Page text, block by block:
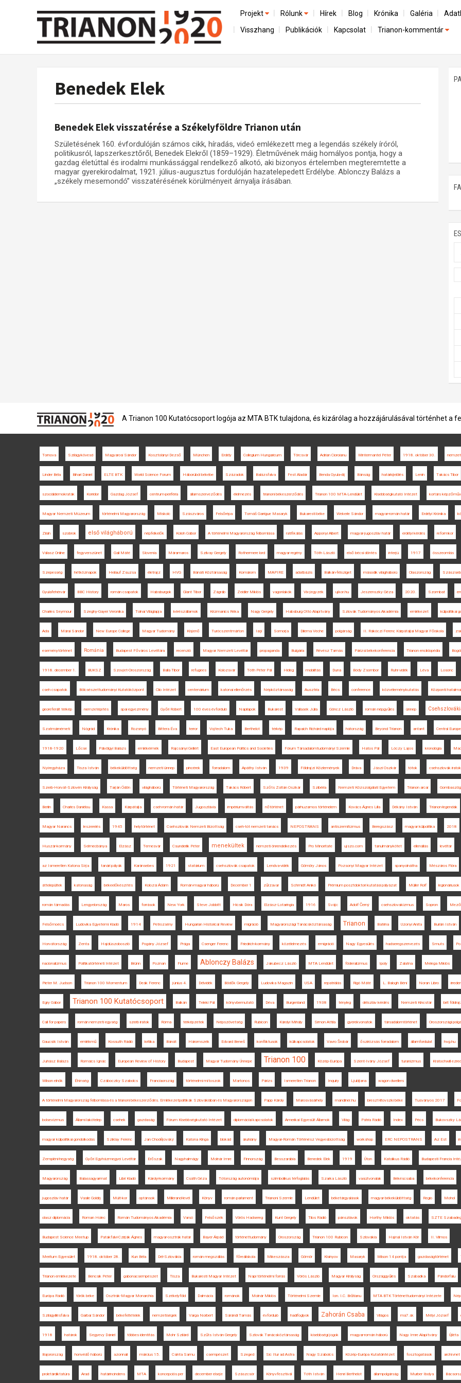
Projekt
Előzmények
Az összeomlás és a magyar társadalom
Utókor és emlékezet
Rólunk
A kutatócsoport működéséről
Hírek Blog Krónika Galéria
Visszhang Publikációk Kapcsolat Trianon-kommentár
Benedek Elek
Benedek Elek visszatérése a Székelyföldre Trianon után
Születésének 160. évfordulóján számos cikk, híradás, videó emlékezett meg a legendás székely íróról,
politikusról, lapszerkesztőről, Benedek Elekről (1859–1929). Életművének máig homályos pontja, hogy a
gazdag életúttal és irodalmi munkássággal rendelkező alkotó, aki bizonyos értelemben megteremtette a
magyar gyerekirodalmat, 1921. július-augusztus fordulóján hazatelepedett Erdélybe. Ablonczy Balázs a
„székely mesemondó” visszatérésének körülményeit árnyalja írásában.
A Trianon 100 Kutatócsoport logója az MTA BTK tulajdona, és kizárólag a hozzájárulásával történhet a
Tornova Szilágykövesd Magyarosi Sándor Kosztolányi Dezső München Erdély Collegium Hungaricum Törcsvár Adrian Cioroianu Wintermantel Péter 1918. október 30.
Linder Béla Bihari Dániel ELTE BTK World Science Forum Háborúból békébe Századok Balázsfalva Fest Aladár Benda Gyula-díj Bánság határkijelölés Lenin Takács Tibor
szociáldemokraták Korridor Gazdag József centrum-periféria államszerveződés élelmezés trianoni békeszerződés Trianon 100 MTA-Lendület Kisebbségkutató Intézet kortárs
Magyar Nemzeti Múzeum történelmi Magyarország Miskolc Szászváros Felsőrépa Tomáš Garrigue Masaryk Bukaresti béke Wekerle Sándor magyar-román határ Erdélyi Krónika
Zilah szobrok első világháború népfelkelők Koloh Gábor A történelmi Magyarország felbomlása ratifikálás Apponyi Albert magyar-jugoszláv határ erdélyi kérdés reformkor
Válasz Online fegyverszünet Gali Máté Slovenia Máramaros Szilvay Gergely Rothermere lord magyar regény Tóth László első bécsi döntés interjú 1917 összeomlás
Szepesség hétköznapok Heilauf Zsuzsa életrajz HVG Bánáti Köztársaság Komárom MAPIRE adatbázis Balkán-félsziget második világháború Olaszország
Gyulafehérvár BBC History román csapatok Habsburgok Glant Tibor Zágráb Zeidler Miklós vagonlakók Vix-jegyzék ujkor.hu Jeszenszky Géza 2020. Szombat
Charles Seymour Szeghy-Gayer Veronika Tolnai Világlapja kérészállamok Krizmanics Réka Nagy Gergely Habsburg Ottó Alapítvány Szlovák Tudományos Akadémia emlékezet külpolitikai
Ada Márai Sándor New Europe College Magyar Tudomány Kisjenő Turócszentmárton Iaşi Somorja Dilema Veche polgárság II. Rákóczi Ferenc Kárpátaljai Magyar Főiskola
eseménytörténet Románia Budapest Főváros Levéltára recenzió Magyar Nemzeti Levéltár propaganda Bulgária Révész Tamás Párizsi békekonferencia Trianon enciklopédia
1918. december 1. BUKSZ Szovjet-Oroszország Balla Tibor refugees Kolozsvár Tóth Péter Pál Hideg mobilitás Duna Bódy Zsombor Ruhr-vidék Léva Losonc
cseh csapatok Bölcsészettudományi Kutatóközpont Clio Intézet centenárium katonai ellenőrzés Népköztársaság Ausztria Bécs conference közvéleménykutatás Központi
georeferált térkép nemzetépítés spai egyezmény Győri Róbert 100 éves évforduló Napilapok Bukarest Vallasek Júlia Göncz László román népgyűlés ünnep
Szatmárnémeti Nógrád Krónika Rozsnyó Bittera Éva terror Vojtech Tuka Berthelot térkép Rapaich Richárd naplója hátország Beyond Trianon antant Central
1918-1920 Lőcse Pálvölgyi Balázs emlékérmék Rajcsányi Gellért East European Politics and Societies Fórum Társadalomtudományi Szemle Hatos Pál Lóczy Lajos kronológia
Nyíregyháza Tisza István békeküldöttség nemzeti ünnep pincérek forradalom Apáthy István 1939 Földrajzi Közlemények Dráva Jászi Oszkár tótok csehszlovák iratok
Szerb-Horvát-Szlovén Királyság Tarján Ödön világháború Történeti Magyarország Takács Róbert Szőts Zoltán Oszkár Szibéria Nemzeti Közszolgálati Egyetem Trianon arcai Gombaszög
Berlin Charles Daniélou Kassa Kárpátalja cseh-román határ Jugoszlávia impériumváltás nőtörténet párhuzamos történelem Kovács Ágnes Lilla Dékány István Trianon-legendák
Magyar Narancs leszerelés 1945 helytörténet Csehszlovák Nemzeti Bizottság cseh-tót nemzeti tanács NEPOSTRANS antiszemitizmus Beregszász magyar külpolitika 2018
Huszár-kormány Selmecbánya Elzász Temesvár Csunderlik Péter menekültek nemzeti önrendelkezés Pro Minoritate ujszo.com tanulmánykötet ellenállás levéltár
az Ismeretlen Katona Sírja tanári pályák Karánsebes 1921 statárium csehszlovák csapatok Lendva-vidék Gömöry János Pozsonyi Magyar Intézet spanyolnátha Mészáros Flóra
áttelepültek katonaság békeelőkészítés Kolozsi Ádám Román-magyar háború December 1 zűrzavar Schmidt Anikó Prémium posztdoktori kutatási pályázat Müller Rolf legionáriusok
román támadás Lengyelország Maros források New York Steve Jobbitt Hicsik Dóra Elzász-Lotaringia 1916 Svájc Adolf Černý csehszlovakizmus Sopron
Felsőmoécs Ludovika Egyetemi Kiadó 1914 Petrozsény Hungarian Historical Review migráció Magyarországi Tanácsköztársaság Trianon Batrina Uzonyi Anita Burián István
Horvátország Zenta Hajdúszoboszló Pogány József Prága Csenger Ferenc Friedrich-kormány közélelmezés emigráció Nagy Egyesülés hadseregszervezés Smuts
nacionalizmus Politikatörténeti Intézet Brünn Poznan Fiume Ablonczy Balázs Jakubecz László MTA Lendület föderalizmus Ipoly Zalatna Melega Miklós
Pieter M. Judson Trianon 100 Momentum Deák Ferenc június 4. Délvidék Bödők Gergely Ludovika Magazin USA repatriálás Rigó Máté L. Balogh Béni Noran Libro
Egry Gábor Trianon 100 Kutatócsoport Balkán Teleki Pál könyvbemutató Déva Burgenland 1938 tényleg délszláv kérdés Nemzeti Kincstár brit
Call for papers román nemzeti egység szerb iratok Róma térképzetek Népszövetség Rubicon Károlyi Mihály Simon Attila gyerekvonatok társadalomtörténet Oroszországi
Gaucsík István emlékmű Kossuth Rádió kritika Bánát Háromszék Edvard Beneš konfliktusok külkapcsolatok Vavro Šrobár őszirózsás forradalom államfordulat hvg.hu
Juhász Balázs Romsics Ignác European Review of History Budapest Magyar Tudomány Ünnepe Trianon 100 Közép-Európa Szent-Ivány József turanizmus Kratochwill
Wilson elnök Éhínség Czáboczky Szabolcs Franciaország történelmi mítoszok Martonos Párizs Ismeretlen Trianon Inquiry Ljubljana wagon dwellers
A történelmi Magyarország felbomlása és a trianoni békeszerződés. Emlékezetpolitikák Szlovákiában és Magyarországon Papp Károly Marosvásárhely mandiner.hu breszt-litovszki béke Tusványos 2017
bolsevizmus Állami lakótelep csehek gazdaság Fórum Kisebbségkutató Intézet diplomáciai kapcsolatok Amerikai Egyesült Államok Világ Pátria Rádió Index Pécs Bukovszky
magyar külpolitikai gondolkodás Sziklay Ferenc Jan Chodějovský Katona Kinga blokád áruhiány Magyar-Román Történész Vegyesbizottság workshop ERC NEPOSTRANS Az Est
Zempléni-hegység Győri Egyházmegyei Levéltár Erőszak Nagyhalmágy Molnár Imre Finnország Besszarábia Benedek Elek 1919 Úton Katolikus Rádió Budapesti Francia
Magyarország Balassagyarmat Libri Kiadó Károlyi-kormány Csáth Géza Tótország autonómiája szimbolikus térfoglalás Szarka László vasútvonalak Békéscsaba békekonferencia
jugoszláv határ Vasile Goldiș Múlt-kor optánsok Millerand-levél Könyv román parlament Trianoni Szemle Lendület béketárgyalások magyar békeküldöttség Regio Mohol
olasz diplomácia Roman Holec Román Tudományos Akadémia Varsó Felsőszék Vörös Hadsereg Kunt Gergely Tilos Rádió pánszlávok Horthy Miklós oktatás SZTE
Budapest Science Meetup Patakfalvi-Czirják Ágnes magyar-osztrák határ Bayer Árpád történettudomány Oroszország Trianon 100 Rubicon Szlovákia Hajnal István Kör II. Vilmos
Meritum Egyesület 1918. október 28. Kun Béla Dél-Szlovákia román megszállás főreáliskola Mikeszásza Gömör Kisinyov Masaryk Wilson 14 pontja gazdaságtörténet
Trianon emlékezete Bencsik Péter gabonacsempészet Tisza Bukaresti Magyar Intézet Napi történelmi forrás Vörös László Magyar Királyság Országgyűlés Szabadka Pándorfalu
Európa Rádió török béke Osztrák-Magyar Monarchia Székelyföld Dalmácia románok Molnár Miklós Történelmi Szemle Ion. I.C. Brătianu MTA BTK Történettudományi Intézete
Szilágyillésfalva Garbai Sándor békefeltételek nemzetiségek Varga Norbert Sárándi Tamás évforduló hadifoglyok Zahorán Csaba Világos ma7.sk Mélyi József
1918 határok Segyevy Dániel többes identitás Mohr Szilárd Szűts István Gergely Szlovák Tanácsköztársaság kisebbségi jogok magyar-román háború Nagy Imre Alapítvány Újléta
Bajorország honvédő háború azonnali március 15. Csinta Samu csempészet Szeged Sic Itur ad Astra Nagy Szabolcs Közép-Európa Kutatóintézet fosztogatások archívnet
proletárdiktatúra Arad határincindens MTA koncepciós per december elseje Szászcsór Könyvfesztivál Tóth István Henri Berthelot állampolgárság Murber Ibolya